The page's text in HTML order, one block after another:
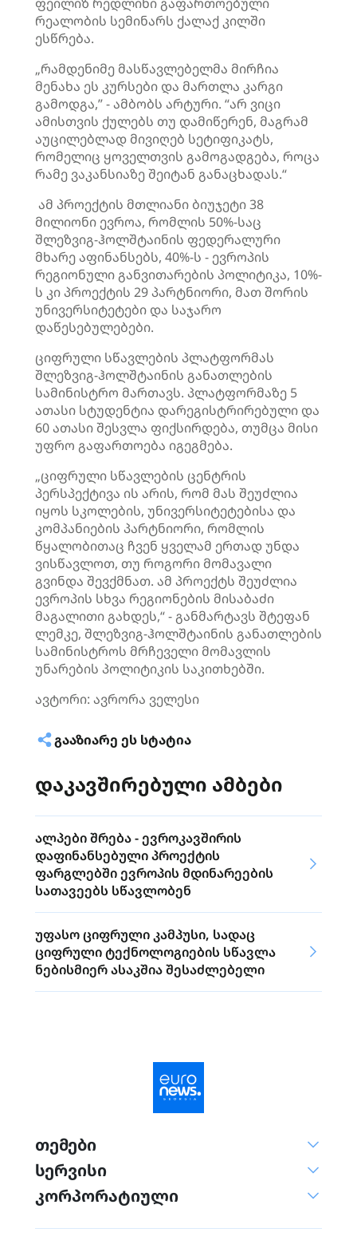
რეალობის სემინარს ქალაქ კილში
ესწრება.
„რამდენიმე მასწავლებელმა მირჩია
მენახა ეს კურსები და მართლა კარგი
გამოდგა,” - ამბობს არტური. “არ ვიცი
ამისთვის ქულებს თუ დამიწერენ, მაგრამ
აუცილებლად მივიღებ სეტიფიკატს,
რომელიც ყოველთვის გამოგადგება, როცა
რამე ვაკანსიაზე შეიტან განაცხადას.“
ამ პროექტის მთლიანი ბიუჯეტი 38
მილიონი ევროა, რომლის 50%-საც
შლეზვიგ-ჰოლშტაინის ფედერალური
მხარე აფინანსებს, 40%-ს - ევროპის
რეგიონული განვითარების პოლიტიკა, 10%-
ს კი პროექტის 29 პარტნიორი, მათ შორის
უნივერსიტეტები და საჯარო
დაწესებულებები.
ციფრული სწავლების პლატფორმას
შლეზვიგ-ჰოლშტაინის განათლების
სამინისტრო მართავს. პლატფორმაზე 5
ათასი სტუდენტია დარეგისტრირებული და
60 ათასი შესვლა ფიქსირდება, თუმცა მისი
უფრო გაფართოება იგეგმება.
„ციფრული სწავლების ცენტრის
პერსპექტივა ის არის, რომ მას შეუძლია
იყოს სკოლების, უნივერსიტეტებისა და
კომპანიების პარტნიორი, რომლის
წყალობითაც ჩვენ ყველამ ერთად უნდა
ვისწავლოთ, თუ როგორი მომავალი
გვინდა შევქმნათ. ამ პროექტს შეუძლია
ევროპის სხვა რეგიონების მისაბაძი
მაგალითი გახდეს,“ - განმარტავს შტეფან
ლემკე, შლეზვიგ-ჰოლშტაინის განათლების
სამინისტროს მრჩეველი მომავლის
უნარების პოლიტიკის საკითხებში.
ავტორი: ავრორა ველესი
ᲒᲐᲐᲖᲘᲐᲠᲔ ᲔᲡ ᲡᲢᲐᲢᲘᲐ
დაკავშირებული ამბები
ალპები შრება - ევროკავშირის
დაფინანსებული პროექტის
ფარგლებში ევროპის მდინარეების
სათავეებს სწავლობენ
უფასო ციფრული კამპუსი, სადაც
ციფრული ტექნოლოგიების სწავლა
ნებისმიერ ასაკშია შესაძლებელი
თემები
სერვისი
კორპორატიული